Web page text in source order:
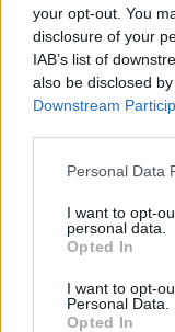
your opt-out. You
disclosure of your
IAB’s list of
also be disclosed
Downstream
Please note that
not limited to your
grant or deny
use your data for
consent section.
Personal Data
I want to opt-
personal data.
Opted In
I want to opt-
Personal Data.
Opted In
de az
velük
sikeresek
vagyunk abban
kell arról, hogy
jövőben.”